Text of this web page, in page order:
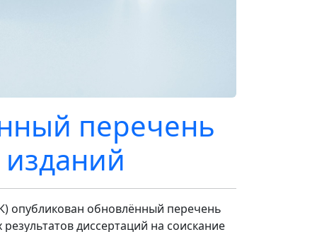
перечень
опубликован обновлённый перечень
диссертаций на соискание